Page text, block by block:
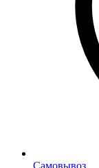
Самовывоз